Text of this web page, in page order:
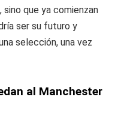
sino que ya comienzan
ser su futuro y
selección, una vez
al Manchester